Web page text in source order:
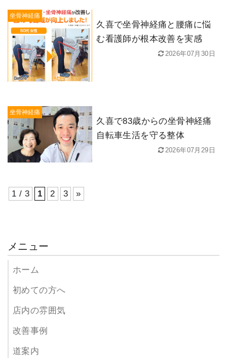
坐骨神経痛
久喜で坐骨神経痛と腰痛に悩
む看護師が根本改善を実感
2026年07月30日
坐骨神経痛
久喜で83歳からの坐骨神経痛
自転車生活を守る整体
2026年07月29日
1 / 3 1 2 3 »
メニュー
ホーム
初めての方へ
店内の雰囲気
改善事例
道案内